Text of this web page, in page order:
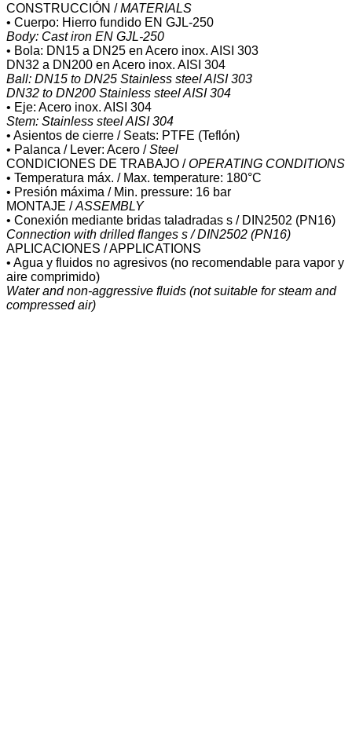
CONSTRUCCIÓN /MATERIALS
• Cuerpo: Hierro fundido EN GJL-250
Body: Cast iron EN GJL-250
• Bola: DN15 a DN25 en Acero inox. AISI 303
DN32 a DN200 en Acero inox. AISI 304
Ball: DN15 to DN25 Stainless steel AISI 303
DN32 to DN200 Stainless steel AISI 304
• Eje: Acero inox. AISI 304
Stem: Stainless steel AISI 304
• Asientos de cierre / Seats: PTFE (Teflón)
• Palanca / Lever: Acero /Steel
CONDICIONES DE TRABAJO /OPERATING CONDITIONS
• Temperatura máx. / Max. temperature: 180°C
• Presión máxima / Min. pressure: 16 bar
MONTAJE /ASSEMBLY
• Conexión mediante bridas taladradas s / DIN2502 (PN16)
Connection with drilled flanges s / DIN2502 (PN16)
APLICACIONES / APPLICATIONS
• Agua y fluidos no agresivos (no recomendable para vapor y
aire comprimido)
Water and non-aggressive fluids (not suitable for steam and
compressed air)